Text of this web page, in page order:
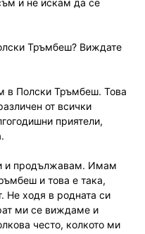
и не искам да се
Тръмбеш? Виждате
в Полски Тръмбеш. Това
от всички
приятели,
и продължавам. Имам
и това е така,
Не ходя в родната си
ми се виждаме и
често, колкото ми